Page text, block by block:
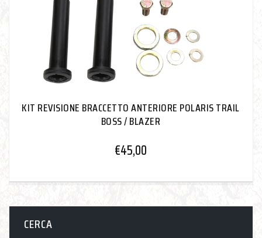
KIT REVISIONE BRACCETTO ANTERIORE POLARIS TRAIL
BOSS / BLAZER
€45,00
CERCA